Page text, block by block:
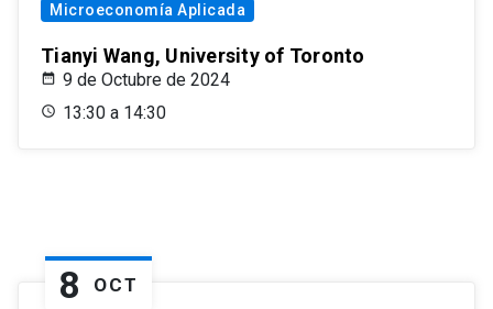
Microeconomía Aplicada
Tianyi Wang, University of Toronto
9 de Octubre de 2024
13:30 a 14:30
8 OCT